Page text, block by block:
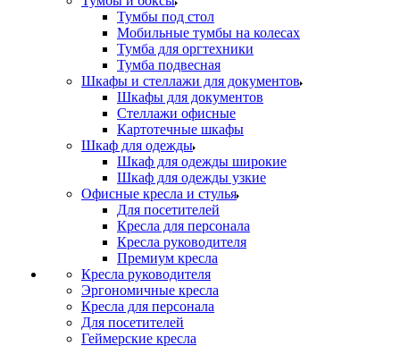
Тумбы под стол
Мобильные тумбы на колесах
Тумба для оргтехники
Тумба подвесная
Шкафы и стеллажи для документов
Шкафы для документов
Стеллажи офисные
Картотечные шкафы
Шкаф для одежды
Шкаф для одежды широкие
Шкаф для одежды узкие
Офисные кресла и стулья
Для посетителей
Кресла для персонала
Кресла руководителя
Премиум кресла
Кресла руководителя
Эргономичные кресла
Кресла для персонала
Для посетителей
Геймерские кресла